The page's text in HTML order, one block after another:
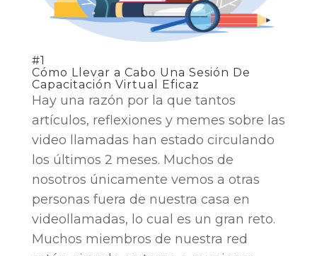
#1
Cómo Llevar a Cabo Una Sesión De
Capacitación Virtual Eficaz
Hay una razón por la que tantos
artículos, reflexiones y memes sobre las
video llamadas han estado circulando
los últimos 2 meses. Muchos de
nosotros únicamente vemos a otras
personas fuera de nuestra casa en
videollamadas, lo cual es un gran reto.
Muchos miembros de nuestra red